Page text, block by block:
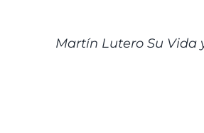
Martín Lutero Su Vida